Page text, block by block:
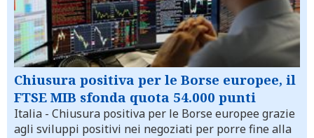
Chiusura positiva per le Borse europee, il
FTSE MIB sfonda quota 54.000 punti
Italia - Chiusura positiva per le Borse europee grazie
agli sviluppi positivi nei negoziati per porre fine alla